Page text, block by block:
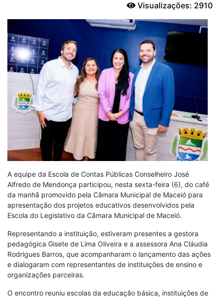
Visualizações: 2910
A equipe da Escola de Contas Públicas Conselheiro José
Alfredo de Mendonça participou, nesta sexta-feira (6), do café
da manhã promovido pela Câmara Municipal de Maceió para
apresentação dos projetos educativos desenvolvidos pela
Escola do Legislativo da Câmara Municipal de Maceió.
Representando a instituição, estiveram presentes a gestora
pedagógica Gisete de Lima Oliveira e a assessora Ana Cláudia
Rodrigues Barros, que acompanharam o lançamento das ações
e dialogaram com representantes de instituições de ensino e
organizações parceiras.
O encontro reuniu escolas da educação básica, instituições de